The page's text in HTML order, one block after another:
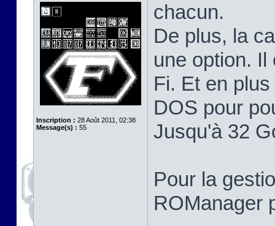
Inscription : 28 Août 2011, 02:38
Message(s) : 55
chacun.
De plus, la
une option.
Fi. Et en
DOS pour
Jusqu'à 32
Pour la
ROManager